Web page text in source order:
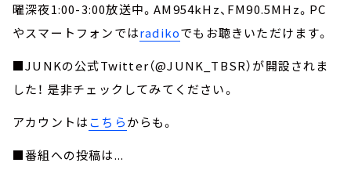
曜深夜1:00-3:00放送中。AM954kHz、FM90.5MHz。PC
やスマートフォンではradikoでもお聴きいただけます。
■JUNKの公式Twitter（@JUNK_TBSR）が開設されま
した！ 是非チェックしてみてください。
アカウントはこちらからも。
■番組への投稿は...